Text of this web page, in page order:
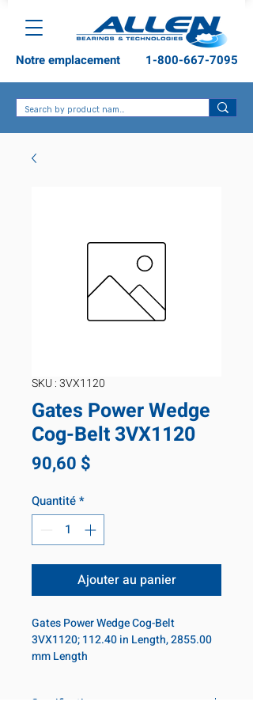
1-800-667-7095
Notre emplacement
SKU : 3VX1120
Gates Power Wedge
Cog-Belt 3VX1120
90,60 $
Quantité*
Ajouter au panier
Gates Power Wedge Cog-Belt
3VX1120; 112.40 in Length, 2855.00
mm Length
Specifications